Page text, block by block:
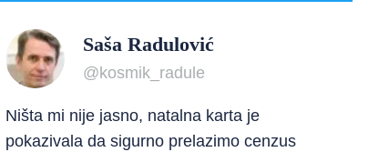
Saša Radulović
@kosmik_radule
Ništa mi nije jasno, natalna karta je
pokazivala da sigurno prelazimo cenzus